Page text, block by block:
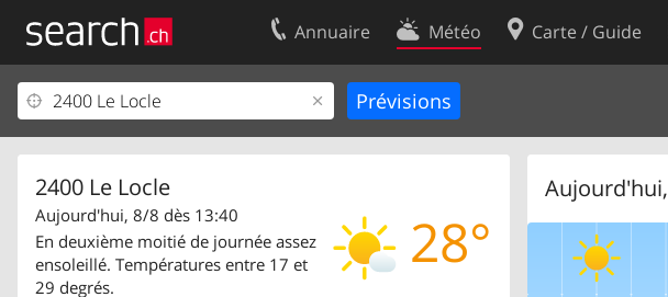
Annuaire Météo Carte / Guide
2400 Le Locle
28°
Aujourd'hui, 8/8 dès 13:40
En deuxième moitié de journée assez
ensoleillé. Températures entre 17 et
29 degrés.
Votre inscription
Centre clients
Mentions Légales
Contact
Conditions d’utilisation